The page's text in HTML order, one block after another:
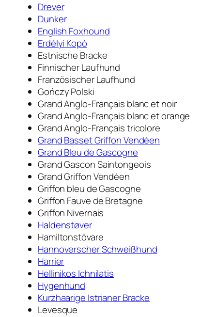
Drever
Dunker
English Foxhound
Erdélyi Kopó
Estnische Bracke
Finnischer Laufhund
Französischer Laufhund
Gończy Polski
Grand Anglo-Français blanc et noir
Grand Anglo-Français blanc et orange
Grand Anglo-Français tricolore
Grand Basset Griffon Vendéen
Grand Bleu de Gascogne
Grand Gascon Saintongeois
Grand Griffon Vendéen
Griffon bleu de Gascogne
Griffon Fauve de Bretagne
Griffon Nivernais
Haldenstøver
Hamiltonstövare
Hannoverscher Schweißhund
Harrier
Hellinikos Ichnilatis
Hygenhund
Kurzhaarige Istrianer Bracke
Levesque